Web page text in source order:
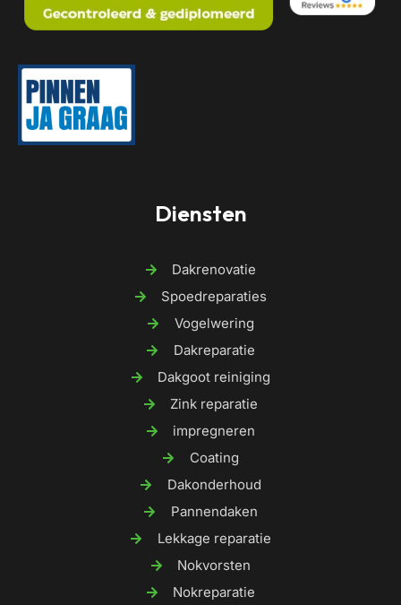
Diensten
Dakrenovatie
Spoedreparaties
Vogelwering
Dakreparatie
Dakgoot reiniging
Zink reparatie
impregneren
Coating
Dakonderhoud
Pannendaken
Lekkage reparatie
Nokvorsten
Nokreparatie